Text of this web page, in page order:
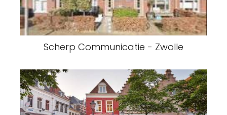
Scherp Communicatie - Zwolle